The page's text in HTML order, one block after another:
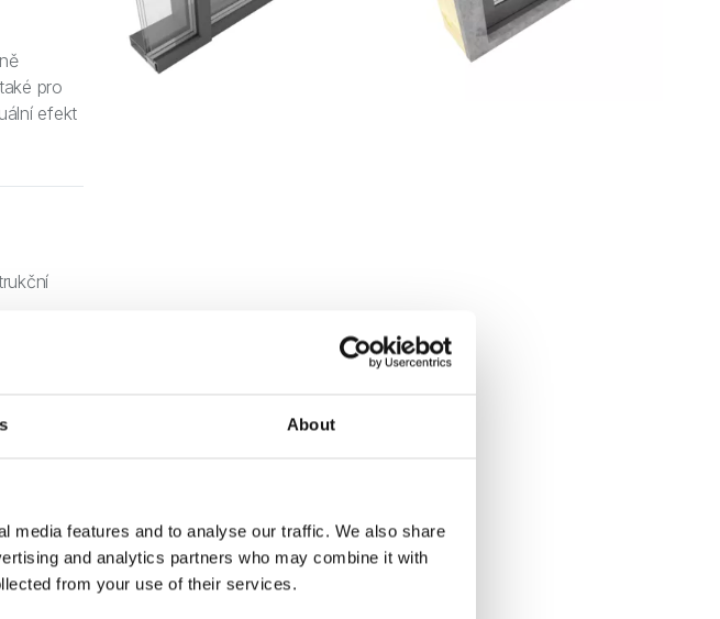
About
media features and to analyse our traffic. We also share
and analytics partners who may combine it with
from your use of their services.
pro
efekt